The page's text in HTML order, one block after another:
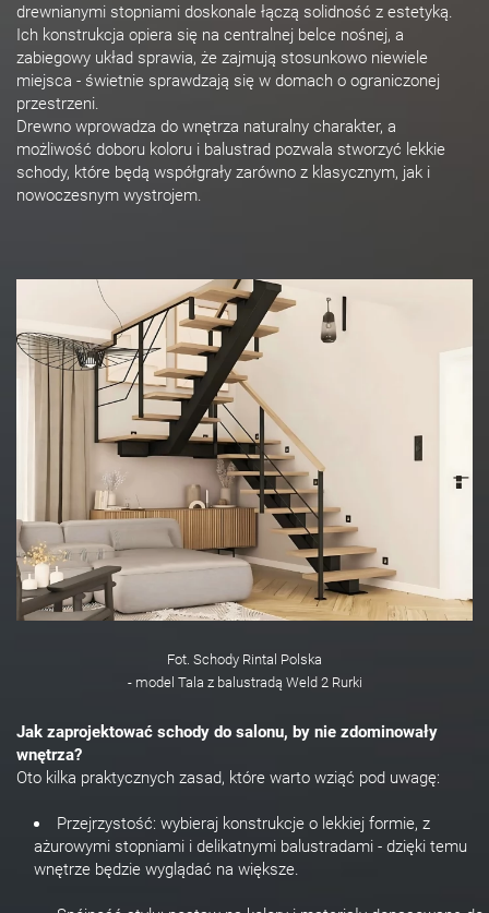
drewnianymi stopniami doskonale łączą solidność z estetyką.
Ich konstrukcja opiera się na centralnej belce nośnej, a
zabiegowy układ sprawia, że zajmują stosunkowo niewiele
miejsca - świetnie sprawdzają się w domach o ograniczonej
przestrzeni.
Drewno wprowadza do wnętrza naturalny charakter, a
możliwość doboru koloru i balustrad pozwala stworzyć lekkie
schody, które będą współgrały zarówno z klasycznym, jak i
nowoczesnym wystrojem.
Fot. Schody Rintal Polska
- model Tala z balustradą Weld 2 Rurki
Jak zaprojektować schody do salonu, by nie zdominowały
wnętrza?
Oto kilka praktycznych zasad, które warto wziąć pod uwagę:
Przejrzystość: wybieraj konstrukcje o lekkiej formie, z
ażurowymi stopniami i delikatnymi balustradami - dzięki temu
wnętrze będzie wyglądać na większe.